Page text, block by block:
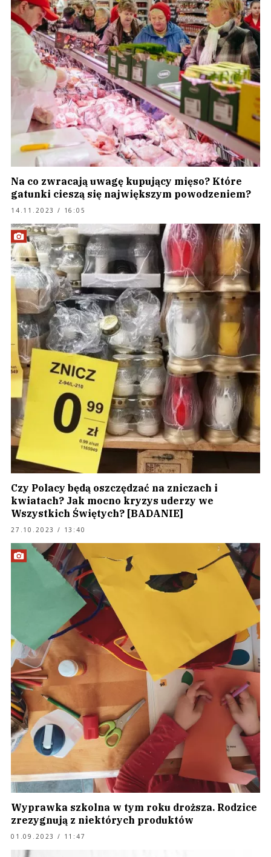
Na co zwracają uwagę kupujący mięso? Które
gatunki cieszą się największym powodzeniem?
14.11.2023 / 16:05
Czy Polacy będą oszczędzać na zniczach i
kwiatach? Jak mocno kryzys uderzy we
Wszystkich Świętych? [BADANIE]
27.10.2023 / 13:40
Wyprawka szkolna w tym roku droższa. Rodzice
zrezygnują z niektórych produktów
01.09.2023 / 11:47